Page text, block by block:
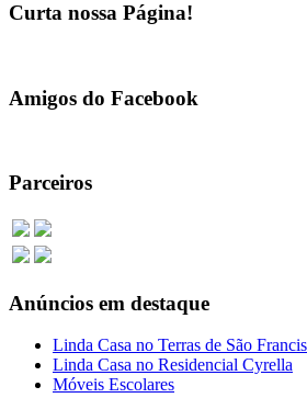
Curta nossa Página!
Amigos do Facebook
Parceiros
Anúncios em destaque
Linda Casa no Terras de São
Linda Casa no Residencial Cyrella
Móveis Escolares